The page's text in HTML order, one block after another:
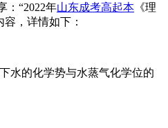
：“2022年山东成考高起本 《理
容，详情如下：
水的化学势与水蒸气化学位的